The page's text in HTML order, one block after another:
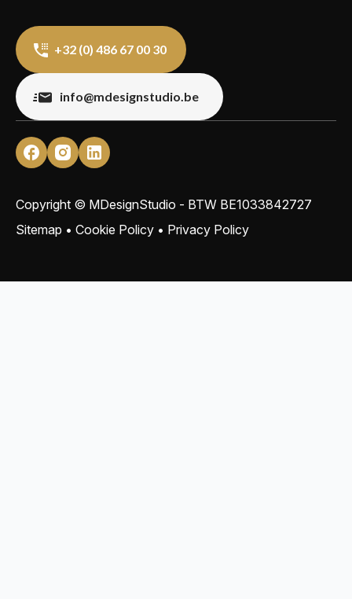
+32 (0) 486 67 00 30
info@mdesignstudio.be
Copyright © MDesignStudio - BTW BE1033842727
Sitemap • Cookie Policy • Privacy Policy